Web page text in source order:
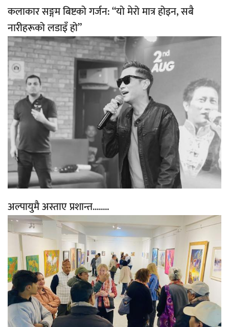
कलाकार सङ्गम बिष्टको गर्जन: “यो मेरो मात्र होइन, सबै
नारीहरूको लडाइँ हो”
अल्पायुमै अस्ताए प्रशान्त........